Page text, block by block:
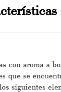
con aroma a
que se
siguientes